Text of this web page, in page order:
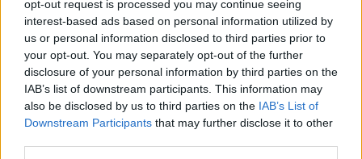
opt-out request is processed you may continue seeing
interest-based ads based on personal information utilized by
us or personal information disclosed to third parties prior to
your opt-out. You may separately opt-out of the further
disclosure of your personal information by third parties on the
IAB’s list of downstream participants. This information may
also be disclosed by us to third parties on the IAB’s List of
Downstream Participants that may further disclose it to other